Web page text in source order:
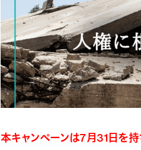
本キャンペーンは7月31日を持